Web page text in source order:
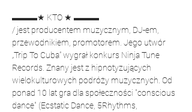
▬▬▬★ KTO ★ ▬▬▬
/ jest producentem muzycznym, DJ-em,
przewodnikiem, promotorem. Jego utwór
„Trip To Cuba” wygrał konkurs Ninja Tune
Records. Znany jest z hipnotyzujących
wielokulturowych podróży muzycznych. Od
ponad 10 lat gra dla społeczności "conscious
dance" (Ecstatic Dance, 5Rhythms,